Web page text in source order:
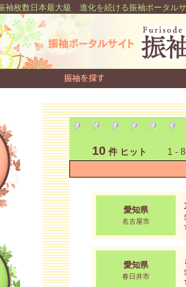
袖枚数日本最大級 進化を続ける振袖ポータル
10 件 ヒット 1 - 8
愛知県
名古屋市
愛知県
春日井市